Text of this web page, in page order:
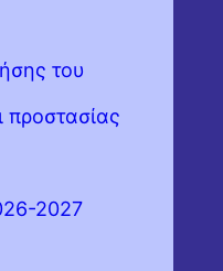
του
2027